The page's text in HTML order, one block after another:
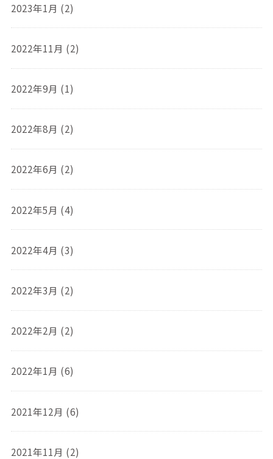
2023年1月 (2)
2022年11月 (2)
2022年9月 (1)
2022年8月 (2)
2022年6月 (2)
2022年5月 (4)
2022年4月 (3)
2022年3月 (2)
2022年2月 (2)
2022年1月 (6)
2021年12月 (6)
2021年11月 (2)